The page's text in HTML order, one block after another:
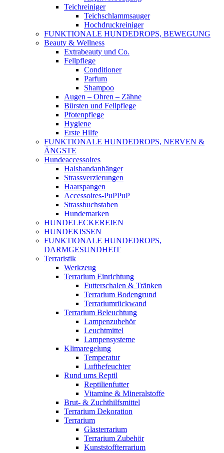
Teichreiniger
Teichschlammsauger
Hochdruckreiniger
FUNKTIONALE HUNDEDROPS, BEWEGUNG
Beauty & Wellness
Extrabeauty und Co.
Fellpflege
Conditioner
Parfum
Shampoo
Augen – Ohren – Zähne
Bürsten und Fellpflege
Pfotenpflege
Hygiene
Erste Hilfe
FUNKTIONALE HUNDEDROPS, NERVEN &
ÄNGSTE
Hundeaccessoires
Halsbandanhänger
Strassverzierungen
Haarspangen
Accessoires-PuPPuP
Strassbuchstaben
Hundemarken
HUNDELECKEREIEN
HUNDEKISSEN
FUNKTIONALE HUNDEDROPS,
DARMGESUNDHEIT
Terraristik
Werkzeug
Terrarium Einrichtung
Futterschalen & Tränken
Terrarium Bodengrund
Terrariumrückwand
Terrarium Beleuchtung
Lampenzubehör
Leuchtmittel
Lampensysteme
Klimaregelung
Temperatur
Luftbefeuchter
Rund ums Reptil
Reptilienfutter
Vitamine & Mineralstoffe
Brut- & Zuchthilfsmittel
Terrarium Dekoration
Terrarium
Glasterrarium
Terrarium Zubehör
Kunststoffterrarium